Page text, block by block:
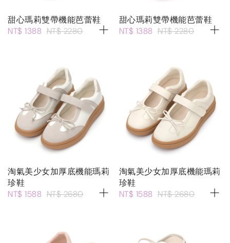
甜心瑪莉雙帶機能芭蕾鞋
NT$ 1388 NT$ 2280
甜心瑪莉雙帶機能芭蕾鞋
NT$ 1388 NT$ 2280
淘氣美少女加厚底機能瑪莉
珍鞋
NT$ 1588 NT$ 2680
淘氣美少女加厚底機能瑪莉
珍鞋
NT$ 1588 NT$ 2680